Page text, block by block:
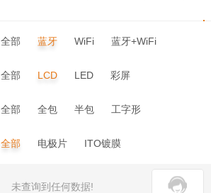
全部 蓝牙 WiFi 蓝牙+WiFi
全部 LCD LED 彩屏
全部 全包 半包
工字形
全部 电极片 ITO镀膜
未查询到任何数据!